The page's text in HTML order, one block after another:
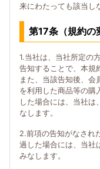
来にわたっても該当し
第17条（規約の
1.当社は、当社所定の
告知することで、本規
また、当該告知後、会
を利用した商品等の購
した場合には、当社は
なします。
2.前項の告知がなされ
過した場合には、当社
みなします。